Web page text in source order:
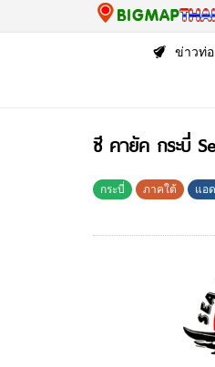
ข่าวท่อ
ซี คายัค กระบี่
กระบี่ ภาคใต้ แอ